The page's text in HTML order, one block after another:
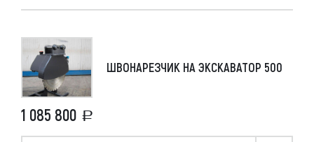
ШВОНАРЕЗЧИК НА ЭКСКАВАТОР 500
1 085 800